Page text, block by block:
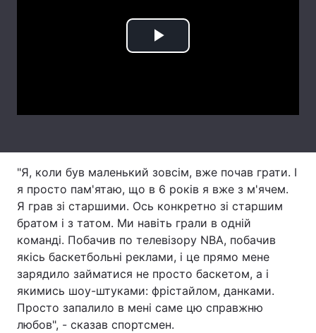
Play
"Я, коли був маленький зовсім, вже почав грати. І
я просто пам'ятаю, що в 6 років я вже з м'ячем.
Я грав зі старшими. Ось конкретно зі старшим
братом і з татом. Ми навіть грали в одній
команді. Побачив по телевізору NBA, побачив
якісь баскетбольні реклами, і це прямо мене
зарядило займатися не просто баскетом, а і
якимись шоу-штуками: фрістайлом, данками.
Просто запалило в мені саме цю справжню
любов", - сказав спортсмен.